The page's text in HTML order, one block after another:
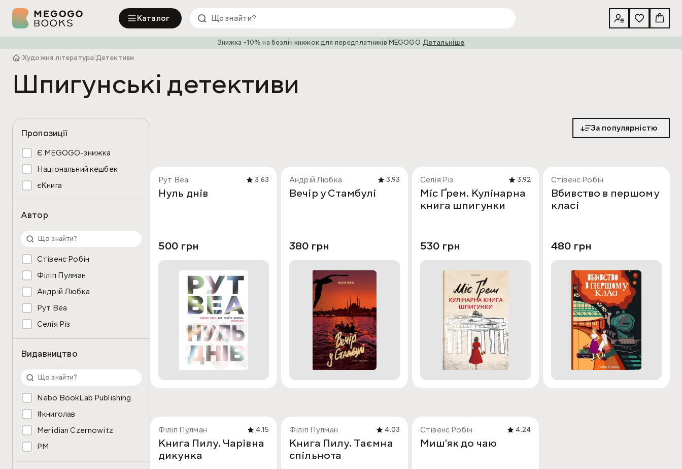
Каталог
Знижка -10% на безліч книжок для передплатників MEGOGO Детальніше
|Художня література Детективи
Шпигунські детективи
Пропозиції
Є MEGOGO-знижка
Національний кешбек
єКнига
Автор
Стівенс Робін
Філіп Пулман
Андрій Любка
Рут Веа
Селія Різ
Видавництво
Nebo BookLab Publishing
#книголав
Meridian Czernowitz
РМ
За популярністю
Рут Веа 3.63
Нуль днів
500 грн
Андрій Любка 3.93
Вечір у Стамбулі
380 грн
Селія Різ 3.92
Міс Ґрем. Кулінарна
книга шпигунки
530 грн
Стівенс Робін
Вбивство в першому
класі
480 грн
Філіп Пулман 4.15
Книга Пилу. Чарівна
дикунка
Філіп Пулман 4.03
Книга Пилу. Таємна
спільнота
Стівенс Робін 4.24
Миш'як до чаю